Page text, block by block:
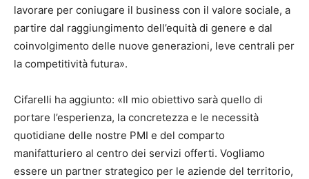
lavorare per coniugare il business con il valore sociale, a
partire dal raggiungimento dell’equità di genere e dal
coinvolgimento delle nuove generazioni, leve centrali per
la competitività futura».
Cifarelli ha aggiunto: «Il mio obiettivo sarà quello di
portare l’esperienza, la concretezza e le necessità
quotidiane delle nostre PMI e del comparto
manifatturiero al centro dei servizi offerti. Vogliamo
essere un partner strategico per le aziende del territorio,